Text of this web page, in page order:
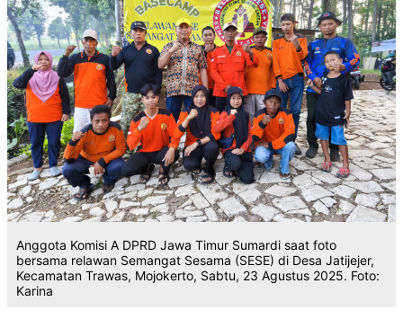
Anggota Komisi A DPRD Jawa Timur Sumardi saat foto
bersama relawan Semangat Sesama (SESE) di Desa Jatijejer,
Kecamatan Trawas, Mojokerto, Sabtu, 23 Agustus 2025. Foto:
Karina